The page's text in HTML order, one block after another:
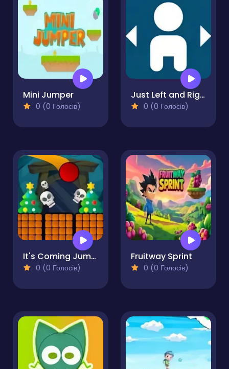
Mini Jumper
0 (0 Голосів)
Just Left and Right
0 (0 Голосів)
It's Coming Jump!
0 (0 Голосів)
Fruitway Sprint
0 (0 Голосів)